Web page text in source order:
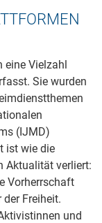
eine Vielzahl
Sie wurden
(IJMD)
ist wie die
Aktualität verliert:
Vorherrschaft
Freiheit.
und